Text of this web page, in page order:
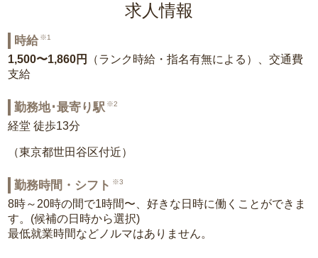
求人情報
時給 ※1
1,500〜1,860円
（ランク時給・指名有無による）、交通費
支給
勤務地･最寄り駅 ※2
経堂 徒歩13分
（東京都世田谷区付近）
勤務時間・シフト ※3
8時～20時の間で1時間〜、好きな日時に働くことができま
す。(候補の日時から選択)
最低就業時間などノルマはありません。